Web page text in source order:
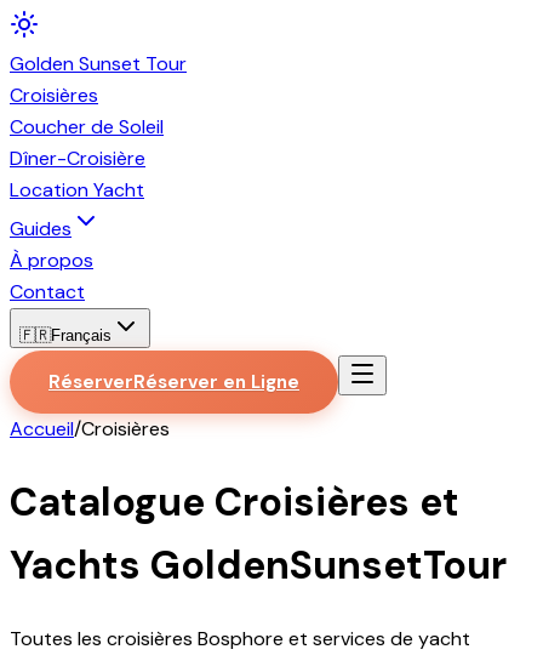
GoldenSunset Tour
Croisières
Coucher de Soleil
Dîner-Croisière
Location Yacht
Guides
À propos
Contact
🇫🇷Français
RéserverRéserver en Ligne
Accueil/Croisières
Catalogue Croisières et
Yachts GoldenSunsetTour
Toutes les croisières Bosphore et services de yacht